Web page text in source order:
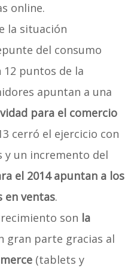
online.
la situación
del consumo
puntos de la
apuntan a una
para el comercio
cerró el ejercicio con
y un incremento del
el 2014 apuntan a los
en ventas.
son la
gran parte gracias al
(tablets y